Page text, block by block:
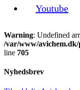
Youtube
Warning: Undefined
/var/www/
line 705
Nyhedsbrev